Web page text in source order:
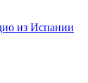
из Испании